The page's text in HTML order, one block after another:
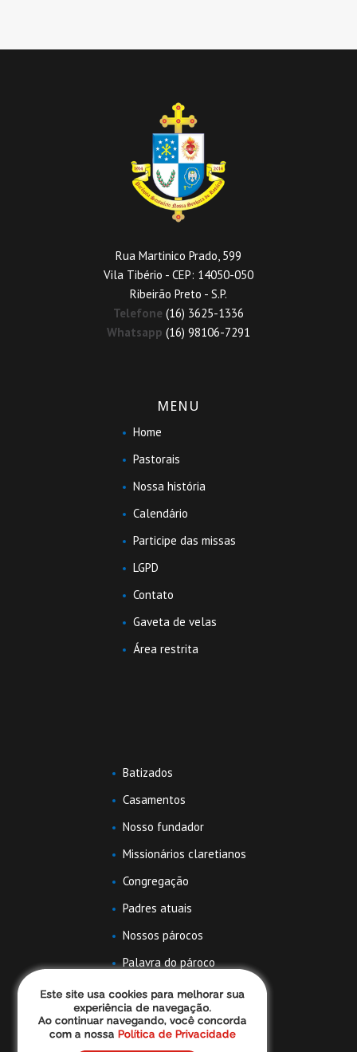
Rua Martinico Prado, 599
Vila Tibério - CEP: 14050-050
Ribeirão Preto - S.P.
Telefone (16) 3625-1336
Whatsapp (16) 98106-7291
MENU
Home
Pastorais
Nossa história
Calendário
Participe das missas
LGPD
Contato
Gaveta de velas
Área restrita
Batizados
Casamentos
Nosso fundador
Missionários claretianos
Congregação
Padres atuais
Nossos párocos
Palavra do pároco
Famílias claretianas